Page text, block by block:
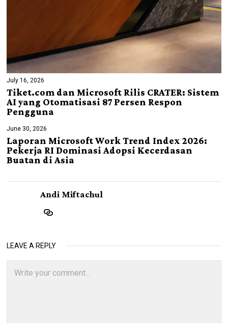
July 16, 2026
Tiket.com dan Microsoft Rilis CRATER: Sistem
AI yang Otomatisasi 87 Persen Respon
Pengguna
June 30, 2026
Laporan Microsoft Work Trend Index 2026:
Pekerja RI Dominasi Adopsi Kecerdasan
Buatan di Asia
Andi Miftachul
LEAVE A REPLY